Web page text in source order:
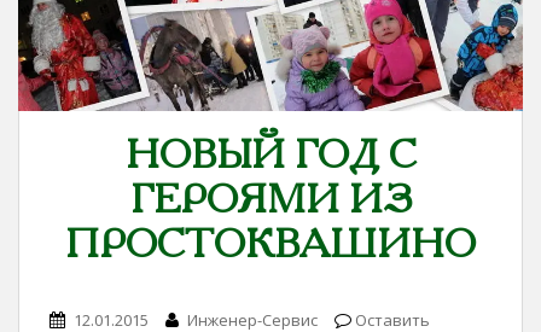
НОВЫЙ ГОД С
ГЕРОЯМИ ИЗ
ПРОСТОКВАШИНО
12.01.2015 Инженер-Сервис
Оставить